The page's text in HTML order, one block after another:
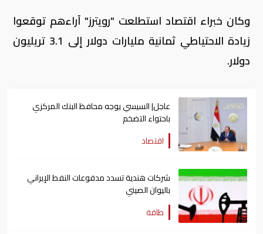
وكان خبراء اقتصاد استطلعت "رويترز" آراءهم توقعوا
زيادة الاحتياطي ثمانية مليارات دولار إلى 3.1 تريليون
دولار.
عاجل| السيسي يوجه محافظ البنك المركزي
باحتواء التضخم
اقتصاد
شركات هندية تسدد مدفوعات النفط الإيراني
باليوان الصيني
طاقة